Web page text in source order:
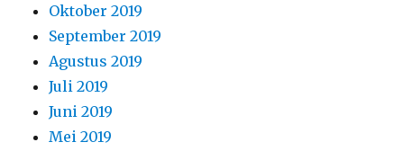
Oktober 2019
September 2019
Agustus 2019
Juli 2019
Juni 2019
Mei 2019